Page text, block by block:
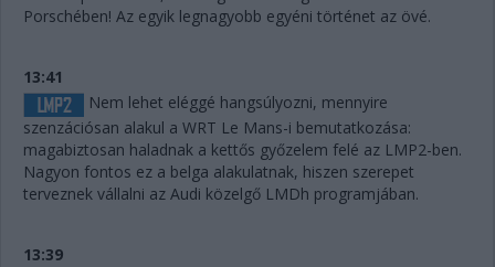
Porschében! Az egyik legnagyobb egyéni történet az övé.
13:41
Nem lehet eléggé hangsúlyozni, mennyire
szenzációsan alakul a WRT Le Mans-i bemutatkozása:
magabiztosan haladnak a kettős győzelem felé az LMP2-ben.
Nagyon fontos ez a belga alakulatnak, hiszen szerepet
terveznek vállalni az Audi közelgő LMDh programjában.
13:39